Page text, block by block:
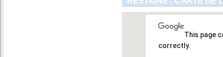
This page
correctly.